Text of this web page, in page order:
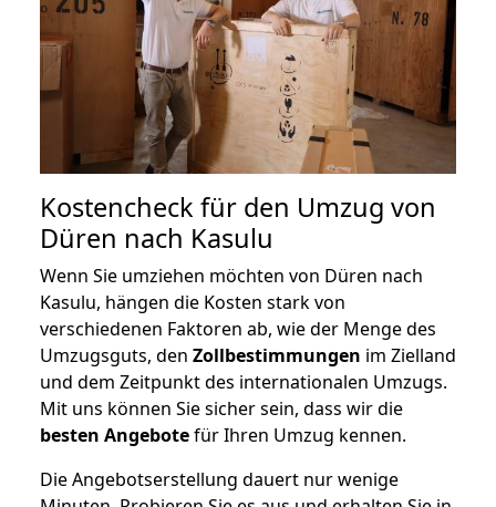
Kostencheck für den Umzug von
Düren nach Kasulu
Wenn Sie umziehen möchten von Düren nach
Kasulu, hängen die Kosten stark von
verschiedenen Faktoren ab, wie der Menge des
Umzugsguts, den Zollbestimmungen im Zielland
und dem Zeitpunkt des internationalen Umzugs.
Mit uns können Sie sicher sein, dass wir die
besten Angebotefür Ihren Umzug kennen.
Die Angebotserstellung dauert nur wenige